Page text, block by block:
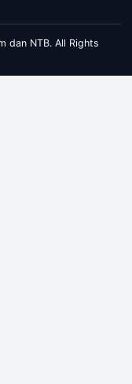
dan NTB. All Rights